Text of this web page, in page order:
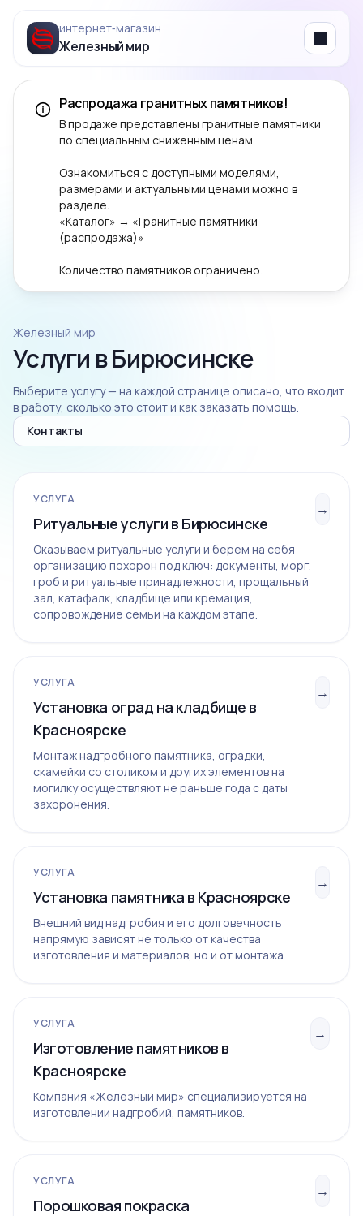
интернет‑магазин
Железный мир Menu
Распродажа гранитных памятников!
В продаже представлены гранитные памятники
по специальным сниженным ценам.
Ознакомиться с доступными моделями,
размерами и актуальными ценами можно в
разделе:
«Каталог» → «Гранитные памятники
(распродажа)»
Количество памятников ограничено.
Железный мир
Услуги в Бирюсинске
Выберите услугу — на каждой странице описано, что входит
в работу, сколько это стоит и как заказать помощь.
Контакты
УСЛУГА
Ритуальные услуги в Бирюсинске
Оказываем ритуальные услуги и берем на себя
организацию похорон под ключ: документы, морг,
гроб и ритуальные принадлежности, прощальный
зал, катафалк, кладбище или кремация,
сопровождение семьи на каждом этапе.
→
УСЛУГА
Установка оград на кладбище в
Красноярске
Монтаж надгробного памятника, оградки,
скамейки со столиком и других элементов на
могилку осуществляют не раньше года с даты
захоронения.
→
УСЛУГА
Установка памятника в Красноярске
Внешний вид надгробия и его долговечность
напрямую зависят не только от качества
изготовления и материалов, но и от монтажа.
→
УСЛУГА
Изготовление памятников в
Красноярске
Компания «Железный мир» специализируется на
изготовлении надгробий, памятников.
→
УСЛУГА
Порошковая покраска
→